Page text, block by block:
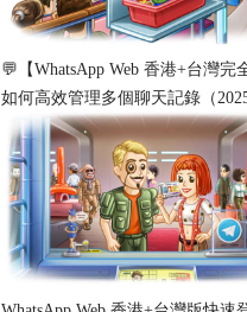
💬【WhatsApp Web 香港+台灣完
如何高效管理多個聊天記錄（
學）